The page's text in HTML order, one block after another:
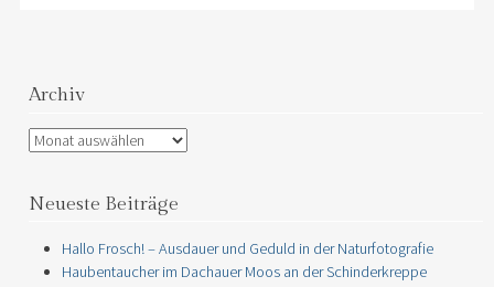
Archiv
Archiv
Neueste Beiträge
Hallo Frosch! – Ausdauer und Geduld in der Naturfotografie
Haubentaucher im Dachauer Moos an der Schinderkreppe